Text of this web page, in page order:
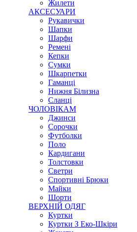
Жилети
АКСЕСУАРИ
Рукавички
Шапки
Шарфи
Ремені
Кепки
Сумки
Шкарпетки
Гаманці
Нижня Білизна
Сланці
ЧОЛОВІКАМ
Джинси
Сорочки
Футболки
Поло
Кардигани
Толстовки
Светри
Спортивні Брюки
Майки
Шорти
ВЕРХНІЙ ОДЯГ
Куртки
Куртки З Еко-Шкіри